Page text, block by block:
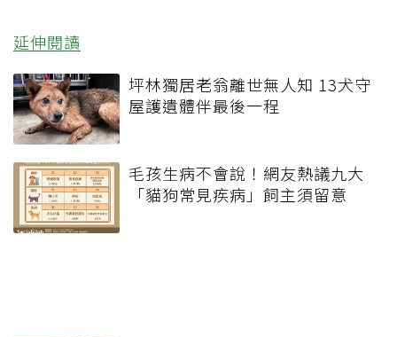
延伸閱讀
坪林獨居老翁離世無人知 13犬守
屋護遺體伴最後一程
毛孩生病不會說！網友熱議九大
「貓狗常見疾病」飼主須留意